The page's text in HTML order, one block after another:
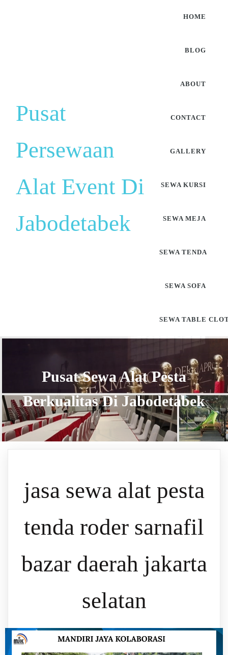
Pusat
Persewaan
Alat Event Di
Jabodetabek
HOME
BLOG
ABOUT
CONTACT
GALLERY
SEWA KURSI
SEWA MEJA
SEWA TENDA
SEWA SOFA
SEWA TABLE
Pusat Sewa Alat Pesta
Berkualitas Di Jabodetabek
jasa sewa alat pesta
tenda roder sarnafil
bazar daerah jakarta
selatan